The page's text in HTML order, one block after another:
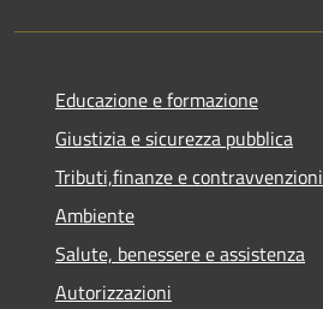
Educazione e formazione
Giustizia e sicurezza pubblica
Tributi,finanze e contravvenzioni
Ambiente
Salute, benessere e assistenza
Autorizzazioni